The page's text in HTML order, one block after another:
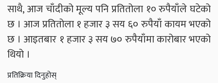
साथै, आज चाँदीको मूल्य पनि प्रतितोला १० रुपैयाँले घटेको
छ । आज प्रतितोला १ हजार ३ सय ६० रुपैयाँ कायम भएको
छ । आइतबार १ हजार ३ सय ७० रुपैयाँमा कारोबार भएको
थियो ।
प्रतिक्रिया दिनुहोस्